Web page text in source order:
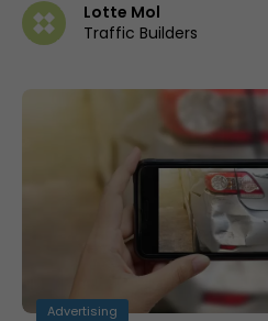
Lotte Mol
Traffic Builders
Advertising